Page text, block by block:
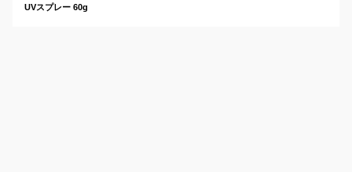
UVスプレー 60g